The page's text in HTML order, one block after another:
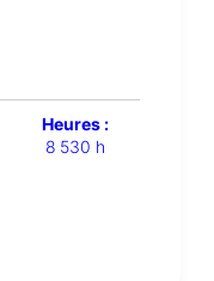
Heures :
8 530 h